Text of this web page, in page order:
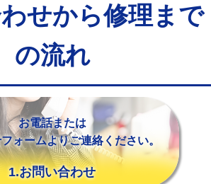
10㎝超え） 38,500円
までの価格です。
せから修理まで
の流れ
お電話または
ォームよりご連絡ください。
1.お問い合わせ